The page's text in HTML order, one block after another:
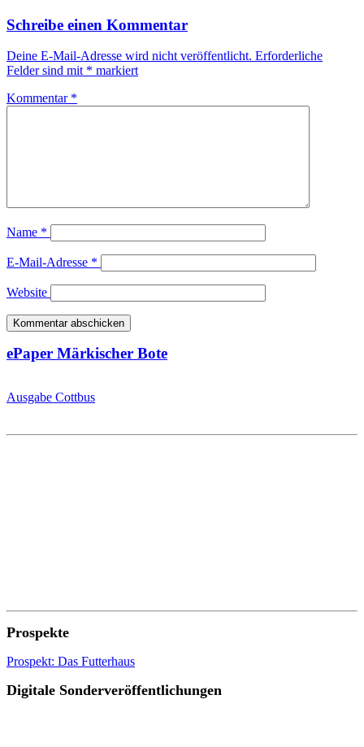
Schreibe einen Kommentar
Deine E-Mail-Adresse wird nicht veröffentlicht. Erforderliche
Felder sind mit * markiert
Kommentar *
Name *
E-Mail-Adresse *
Website
ePaper Märkischer Bote
Ausgabe Cottbus
Prospekte
Prospekt: Das Futterhaus
Digitale Sonderveröffentlichungen